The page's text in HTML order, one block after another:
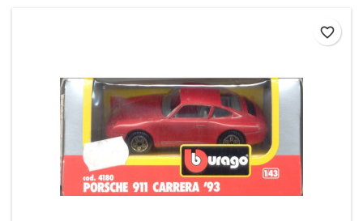
favorite_border